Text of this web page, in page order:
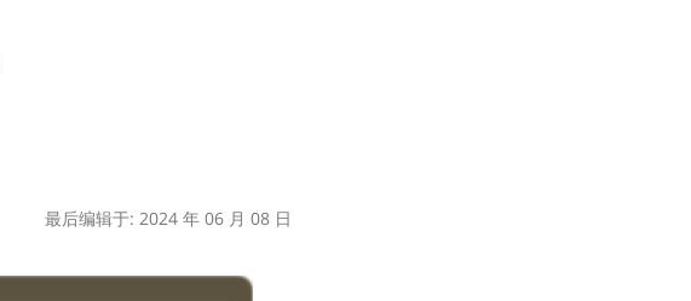
最后编辑于: 2024 年 06 月 08 日